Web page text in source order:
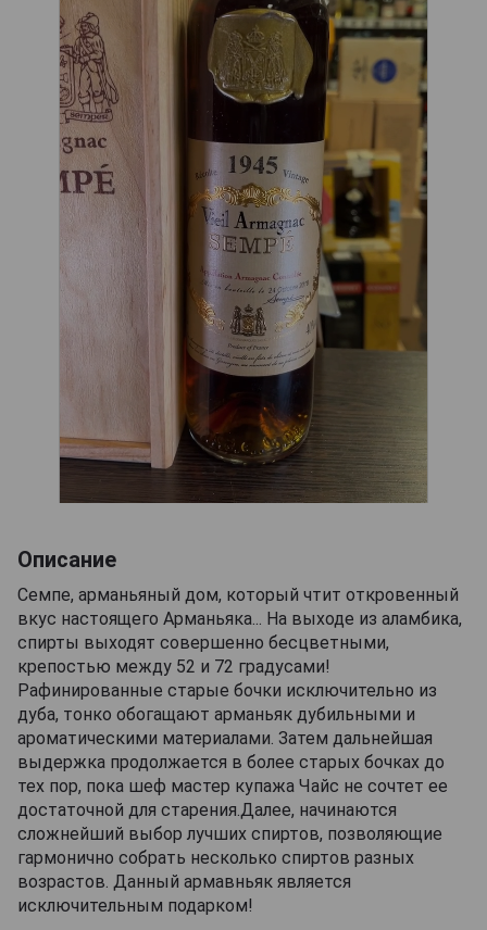
Описание
Семпе, арманьяный дом, который чтит откровенный
вкус настоящего Арманьяка... На выходе из аламбика,
спирты выходят совершенно бесцветными,
крепостью между 52 и 72 градусами!
Рафинированные старые бочки исключительно из
дуба, тонко обогащают арманьяк дубильными и
ароматическими материалами. Затем дальнейшая
выдержка продолжается в более старых бочках до
тех пор, пока шеф мастер купажа Чайс не сочтет ее
достаточной для старения.Далее, начинаются
сложнейший выбор лучших спиртов, позволяющие
гармонично собрать несколько спиртов разных
возрастов. Данный армавньяк является
исключительным подарком!